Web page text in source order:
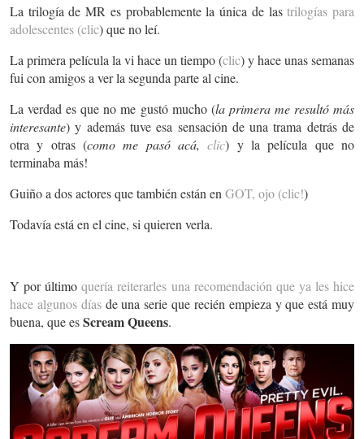
La trilogía de MR es probablemente la única de lastrilogías para
adolescentes (clic) que no leí.
La primera película la vi hace un tiempo (clic) y hace unas semanas
fui con amigos a ver la segunda parte al cine.
La verdad es que no me gustó mucho (la primera me resultó más
interesante) y además tuve esa sensación de una trama detrás de
otra y otras (como me pasó acá,clic) y la película que no
terminaba más!
Guiño a dos actores que también están en GOT, ojo (clic!)
Todavía está en el cine, si quieren verla.
Y por últimoquería reiterarles una recomendación que ya les hice
hace algunos díasde una serie que recién empieza y que está muy
buena, que esScream Queens.